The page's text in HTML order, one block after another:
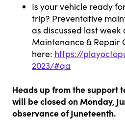
Is your vehicle ready
trip? Preventative
as discussed last week
Maintenance & Repair
here: https://
2023/#qa
Heads up from the support
will be closed on Monday,
observance of Juneteenth.